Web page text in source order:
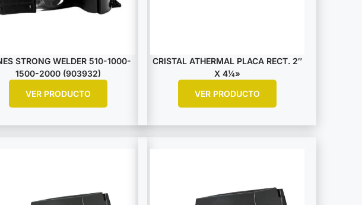
STRONG WELDER 510-1000-
1500-2000 (903932)
VER PRODUCTO
CRISTAL ATHERMAL PLACA RECT. 2″
X 4¼»
VER PRODUCTO